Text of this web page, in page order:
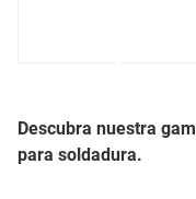
Descubra nuestra
para soldadura.